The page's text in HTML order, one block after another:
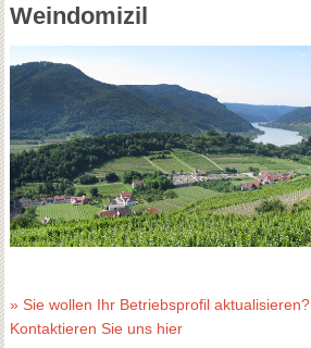
Weindomizil
» Sie wollen Ihr Betriebsprofil aktualisieren?
Kontaktieren Sie uns hier